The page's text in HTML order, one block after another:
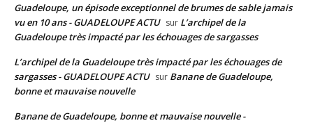
Guadeloupe, un épisode exceptionnel de brumes de sable jamais
vu en 10 ans - GUADELOUPE ACTU sur L’archipel de la
Guadeloupe très impacté par les échouages de sargasses
L’archipel de la Guadeloupe très impacté par les échouages de
sargasses - GUADELOUPE ACTU sur Banane de Guadeloupe,
bonne et mauvaise nouvelle
Banane de Guadeloupe, bonne et mauvaise nouvelle -